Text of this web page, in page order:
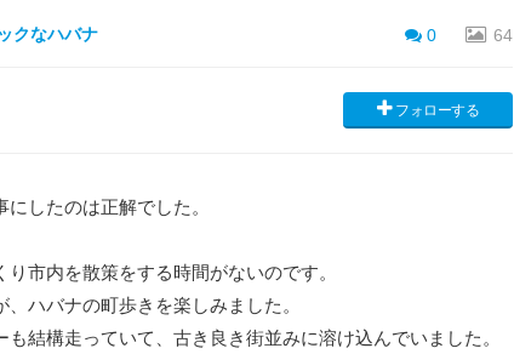
クなハバナ 0 64
フォローする
したのは正解でした。
市内を散策をする時間がないのです。
ハバナの町歩きを楽しみました。
結構走っていて、古き良き街並みに溶け込んでいました。